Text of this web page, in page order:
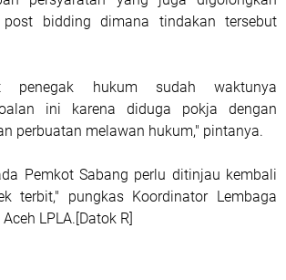
bidding dimana tindakan tersebut
penegak hukum sudah waktunya
ini karena diduga pokja dengan
perbuatan melawan hukum," pintanya.
Pemkot Sabang perlu ditinjau kembali
terbit," pungkas Koordinator Lembaga
LPLA.[Datok R]